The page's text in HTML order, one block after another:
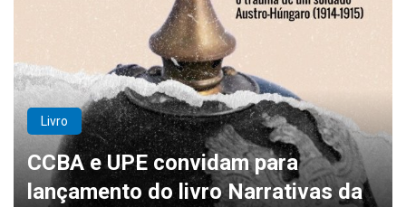
Livro
CCBA e UPE convidam para
lançamento do livro Narrativas da